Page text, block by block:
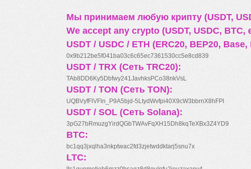
Мы принимаем любую крипту (USDT,
We accept any crypto (USDT, USDC, BTC,
USDT / USDC / ETH (ERC20, BEP20, Base,
0x9b212be5f041ba03c6c65ec7361530cc5e8cd839
USDT / TRX (Сеть TRC20):
TAb8DD6Ky5Dbfwy241JavhksPCo38nkVsL
USDT / TON (Сеть TON):
UQBVyfFlVFln_P9A5bjd-5LtydWvfpi40X9cW3bbrnX8hFPl
USDT / SOL (Сеть Solana):
3pG27bRmuzgYirdQGbTWAvFqXH15Dh8kqTeXBx3Z4YD9
BTC:
bc1qq3jxqlha3nkptwac2fd3zjetwddktarj5snu7x
LTC: